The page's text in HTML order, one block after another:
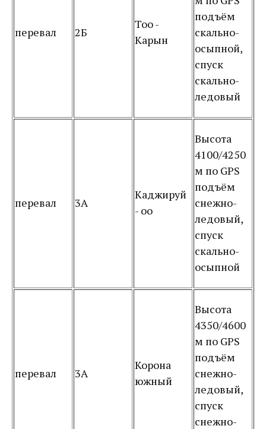
перевал 2Б
Тоо -
Карын
подъём
скально-
осыпной,
спуск
скально-
ледовый
перевал 3А
Каджируй
- оо
Высота
4100/4250
м по GPS
подъём
снежно-
ледовый,
спуск
скально-
осыпной
перевал 3А
Корона
южный
Высота
4350/4600
м по GPS
подъём
снежно-
ледовый,
спуск
снежно-